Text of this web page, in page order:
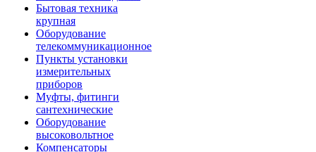
Бытовая техника
крупная
Оборудование
телекоммуникационное
Пункты установки
измерительных
приборов
Муфты, фитинги
сантехнические
Оборудование
высоковольтное
Компенсаторы